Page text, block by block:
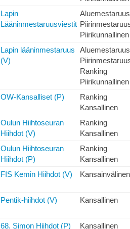
Lapin
Lääninmestaruusviestit
Aluemestaruus
Piirikunnallinen
Lapin lääninmestaruus
(V)
Aluemestaruus
Ranking
Piirikunnallinen
OW-Kansalliset (P)
Ranking
Kansallinen
Oulun Hiihtoseuran
Hiihdot (V)
Ranking
Kansallinen
Oulun Hiihtoseuran
Hiihdot (P)
Ranking
Kansallinen
FIS Kemin Hiihdot (V) Kansainvälinen
Pentik-hiihdot (V) Kansallinen
68. Simon Hiihdot (P) Kansallinen